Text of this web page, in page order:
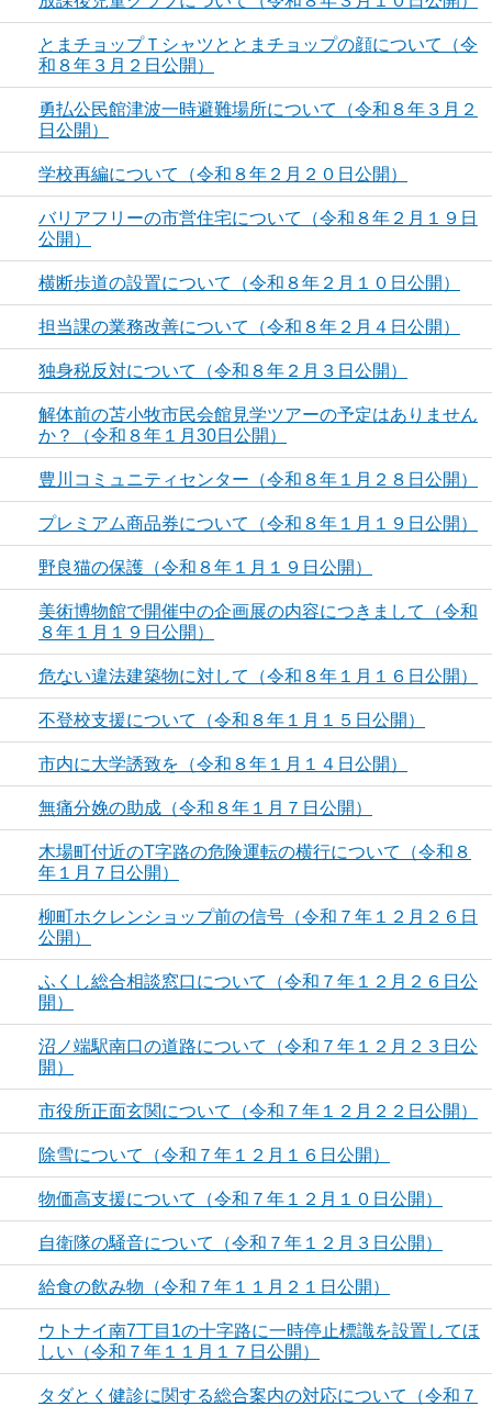
とまチョップＴシャツととまチョップの顔について（令
和８年３月２日公開）
勇払公民館津波一時避難場所について（令和８年３月２
日公開）
学校再編について（令和８年２月２０日公開）
バリアフリーの市営住宅について（令和８年２月１９日
公開）
横断歩道の設置について（令和８年２月１０日公開）
担当課の業務改善について（令和８年２月４日公開）
独身税反対について（令和８年２月３日公開）
解体前の苫小牧市民会館見学ツアーの予定はありません
か？（令和８年１月30日公開）
豊川コミュニティセンター（令和８年１月２８日公開）
プレミアム商品券について（令和８年１月１９日公開）
野良猫の保護（令和８年１月１９日公開）
美術博物館で開催中の企画展の内容につきまして（令和
８年１月１９日公開）
危ない違法建築物に対して（令和８年１月１６日公開）
不登校支援について（令和８年１月１５日公開）
市内に大学誘致を（令和８年１月１４日公開）
無痛分娩の助成（令和８年１月７日公開）
木場町付近のT字路の危険運転の横行について（令和８
年１月７日公開）
柳町ホクレンショップ前の信号（令和７年１２月２６日
公開）
ふくし総合相談窓口について（令和７年１２月２６日公
開）
沼ノ端駅南口の道路について（令和７年１２月２３日公
開）
市役所正面玄関について（令和７年１２月２２日公開）
除雪について（令和７年１２月１６日公開）
物価高支援について（令和７年１２月１０日公開）
自衛隊の騒音について（令和７年１２月３日公開）
給食の飲み物（令和７年１１月２１日公開）
ウトナイ南7丁目1の十字路に一時停止標識を設置してほ
しい（令和７年１１月１７日公開）
タダとく健診に関する総合案内の対応について（令和７